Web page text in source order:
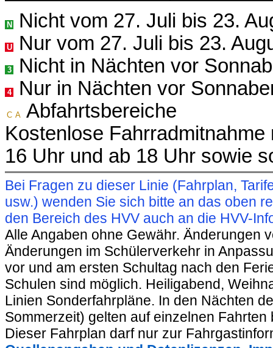
N Nicht vom 27. Juli bis 23.
U Nur vom 27. Juli bis 23.
3 Nicht in Nächten vor
4 Nur in Nächten vor
C A
Abfahrtsbereiche
Kostenlose
16 Uhr und ab 18 Uhr sowie
Bei Fragen zu dieser Linie (Fahrplan,
usw.) wenden Sie sich bitte an das oben
den Bereich des HVV auch an die HVV-
Alle Angaben ohne Gewähr. Änderungen
Änderungen im Schülerverkehr in
vor und am ersten Schultag nach den
Schulen sind möglich. Heiligabend,
Linien Sonderfahrpläne. In den Nächten
Sommerzeit) gelten auf einzelnen
Dieser Fahrplan darf nur zur